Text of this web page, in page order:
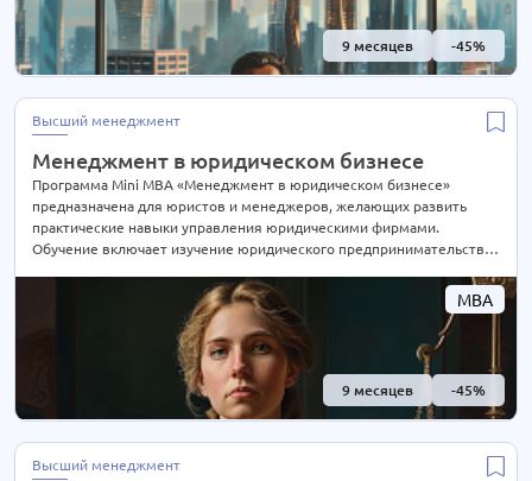
9 месяцев -45%
финансовой устойчивости организаций
MBA
9 месяцев -45%
Высший менеджмент
Менеджмент в юридическом бизнесе
Программа Mini MBA «Менеджмент в юридическом бизнесе»
предназначена для юристов и менеджеров, желающих развить
практические навыки управления юридическими фирмами.
Обучение включает изучение юридического предпринимательства,
стратегического планирования, управления персоналом и
командной работы. Студенты также изучают законодательные
аспекты управления юридическими фирмами, этику и
Высший менеджмент